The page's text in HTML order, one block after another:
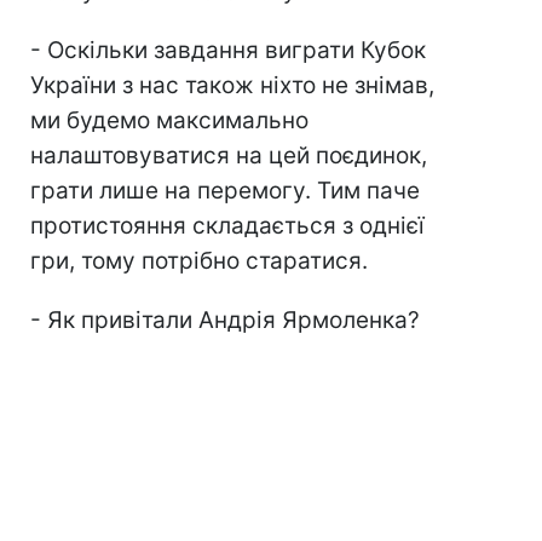
- Оскільки завдання виграти Кубок
України з нас також ніхто не знімав,
ми будемо максимально
налаштовуватися на цей поєдинок,
грати лише на перемогу. Тим паче
протистояння складається з однієї
гри, тому потрібно старатися.
- Як привітали Андрія Ярмоленка?